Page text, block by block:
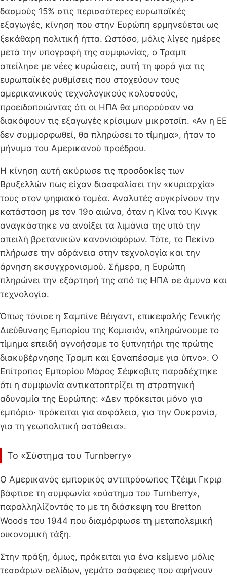
δασμούς 15% στις περισσότερες ευρωπαϊκές
εξαγωγές, κίνηση που στην Ευρώπη ερμηνεύεται ως
ξεκάθαρη πολιτική ήττα. Ωστόσο, μόλις λίγες ημέρες
μετά την υπογραφή της συμφωνίας, ο Τραμπ
απείλησε με νέες κυρώσεις, αυτή τη φορά για τις
ευρωπαϊκές ρυθμίσεις που στοχεύουν τους
αμερικανικούς τεχνολογικούς κολοσσούς,
προειδοποιώντας ότι οι ΗΠΑ θα μπορούσαν να
διακόψουν τις εξαγωγές κρίσιμων μικροτσίπ. «Αν η ΕΕ
δεν συμμορφωθεί, θα πληρώσει το τίμημα», ήταν το
μήνυμα του Αμερικανού προέδρου.
Η κίνηση αυτή ακύρωσε τις προσδοκίες των
Βρυξελλών πως είχαν διασφαλίσει την «κυριαρχία»
τους στον ψηφιακό τομέα. Αναλυτές συγκρίνουν την
κατάσταση με τον 19ο αιώνα, όταν η Κίνα του Κινγκ
αναγκάστηκε να ανοίξει τα λιμάνια της υπό την
απειλή βρετανικών κανονιοφόρων. Τότε, το Πεκίνο
πλήρωσε την αδράνεια στην τεχνολογία και την
άρνηση εκσυγχρονισμού. Σήμερα, η Ευρώπη
πληρώνει την εξάρτησή της από τις ΗΠΑ σε άμυνα και
τεχνολογία.
Όπως τόνισε η Σαμπίνε Βέιγαντ, επικεφαλής Γενικής
Διεύθυνσης Εμπορίου της Κομισιόν, «πληρώνουμε το
τίμημα επειδή αγνοήσαμε το ξυπνητήρι της πρώτης
διακυβέρνησης Τραμπ και ξαναπέσαμε για ύπνο». Ο
Επίτροπος Εμπορίου Μάρος Σέφκοβιτς παραδέχτηκε
ότι η συμφωνία αντικατοπτρίζει τη στρατηγική
αδυναμία της Ευρώπης: «Δεν πρόκειται μόνο για
εμπόριο· πρόκειται για ασφάλεια, για την Ουκρανία,
για τη γεωπολιτική αστάθεια».
Το «Σύστημα του Turnberry»
Ο Αμερικανός εμπορικός αντιπρόσωπος Τζέιμι Γκριρ
βάφτισε τη συμφωνία «σύστημα του Turnberry»,
παραλληλίζοντάς το με τη διάσκεψη του Bretton
Woods του 1944 που διαμόρφωσε τη μεταπολεμική
οικονομική τάξη.
Στην πράξη, όμως, πρόκειται για ένα κείμενο μόλις
τεσσάρων σελίδων, γεμάτο ασάφειες που αφήνουν